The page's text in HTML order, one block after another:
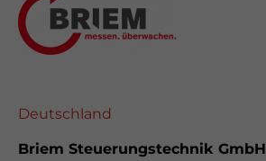
Deutschland
Briem Steuerungstechnik GmbH